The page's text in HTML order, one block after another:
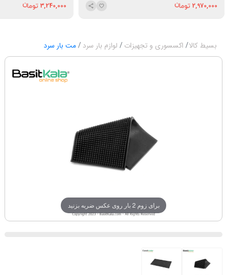
2,970,000
3,240,000
بسیط کالا اکسسوری و تجهیزات لوازم بار سرد مت بار سرد
برای زوم 2 بار روی عکس ضربه بزنید